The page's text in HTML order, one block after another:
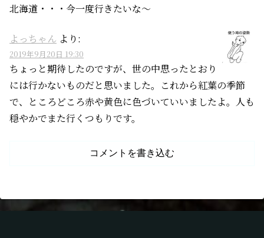
北海道・・・今一度行きたいな～
よっちゃん より:
2019年9月20日 19:30
ちょっと期待したのですが、世の中思ったとおり
には行かないものだと思いました。これから紅葉の季節
で、ところどころ赤や黄色に色づいていいましたよ。人も
穏やかでまた行くつもりです。
コメントを書き込む